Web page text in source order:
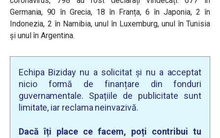
Germania, 90 în Grecia, 18 în Franța, 6 în Japonia, 2 în
Indonezia, 2 în Namibia, unul în Luxemburg, unul în Tunisia
și unul în Argentina.
Echipa Biziday nu a solicitat și nu a acceptat
nicio formă de finanțare din fonduri
guvernamentale. Spațiile de publicitate sunt
limitate, iar reclama neinvazivă.
Dacă îți place ce facem, poți contribui tu